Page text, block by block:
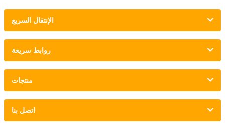
الإنتقال السريع
روابط سريعة
منتجات
اتصل بنا